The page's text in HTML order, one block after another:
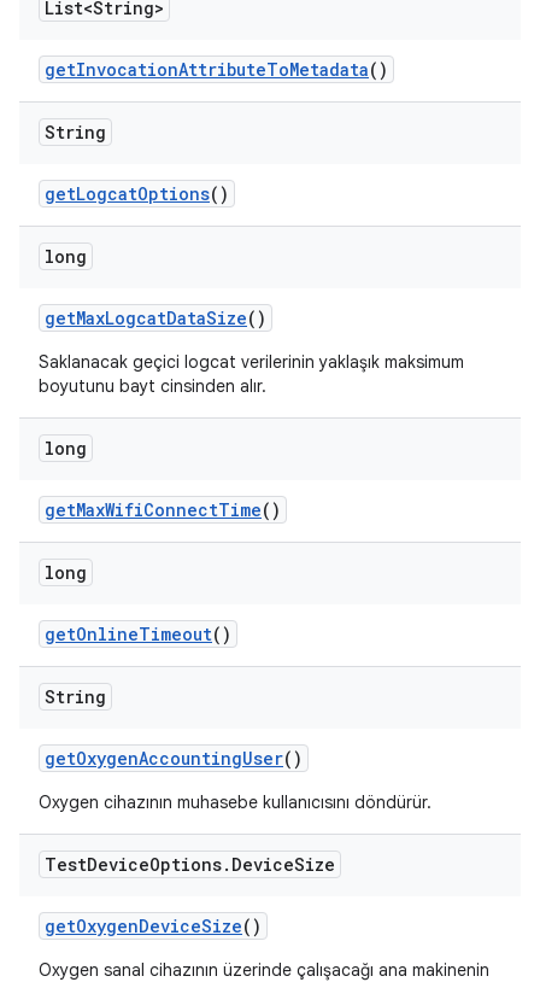
List<String>
getInvocationAttributeToMetadata()
String
getLogcatOptions()
long
getMaxLogcatDataSize()
Saklanacak geçici logcat verilerinin yaklaşık maksimum
boyutunu bayt cinsinden alır.
long
getMaxWifiConnectTime()
long
getOnlineTimeout()
String
getOxygenAccountingUser()
Oxygen cihazının muhasebe kullanıcısını döndürür.
TestDeviceOptions. DeviceSize
getOxygenDeviceSize()
Oxygen sanal cihazının üzerinde çalışacağı ana makinenin